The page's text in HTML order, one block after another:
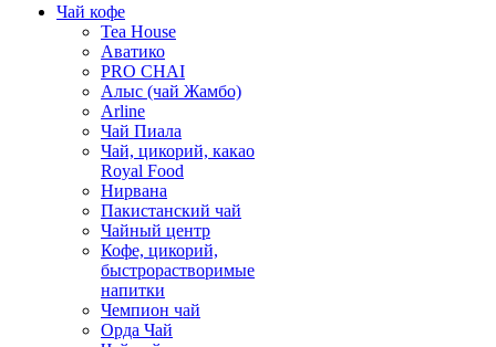
Чай кофе
Tea House
Аватико
PRO CHAI
Алыс (чай Жамбо)
Arline
Чай Пиала
Чай, цикорий, какао
Royal Food
Нирвана
Пакистанский чай
Чайный центр
Кофе, цикорий,
быстрорастворимые
напитки
Чемпион чай
Орда Чай